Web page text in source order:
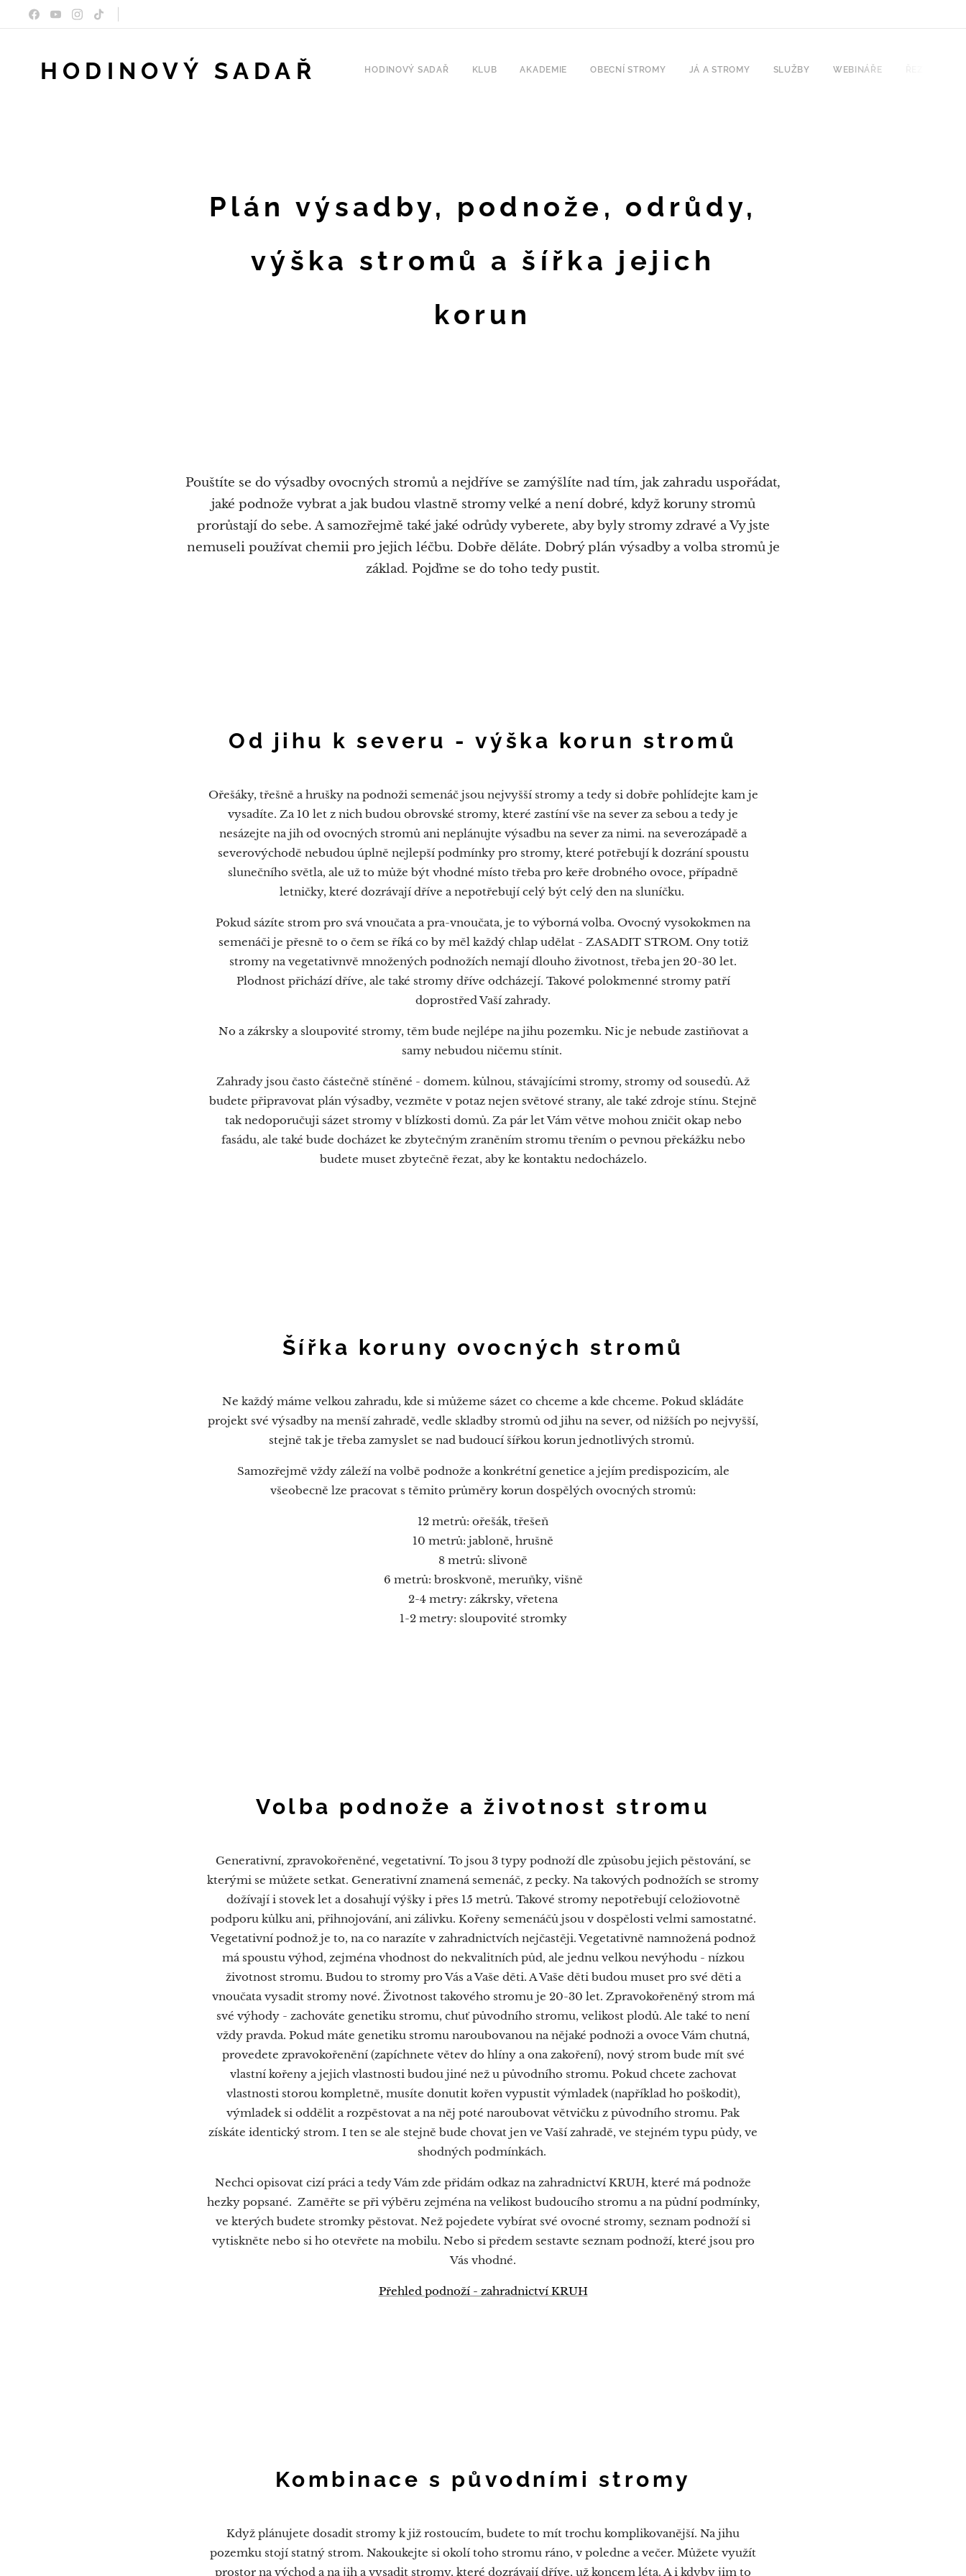
HODINOVÝ SADAŘ HODINOVÝ SADAŘ KLUB AKADEMIE OBECNÍ STROMY JÁ A STROMY SLUŽBY WEBINÁŘE
Plán výsadby, podnože, odrůdy,
výška stromů a šířka jejich
korun
Pouštíte se do výsadby ovocných stromů a nejdříve se zamýšlíte nad tím, jak zahradu uspořádat,
jaké podnože vybrat a jak budou vlastně stromy velké a není dobré, když koruny stromů
prorůstají do sebe. A samozřejmě také jaké odrůdy vyberete, aby byly stromy zdravé a Vy jste
nemuseli používat chemii pro jejich léčbu. Dobře děláte. Dobrý plán výsadby a volba stromů je
základ. Pojďme se do toho tedy pustit.
Od jihu k severu - výška korun stromů
Ořešáky, třešně a hrušky na podnoži semenáč jsou nejvyšší stromy a tedy si dobře pohlídejte kam je
vysadíte. Za 10 let z nich budou obrovské stromy, které zastíní vše na sever za sebou a tedy je
nesázejte na jih od ovocných stromů ani neplánujte výsadbu na sever za nimi. na severozápadě a
severovýchodě nebudou úplně nejlepší podmínky pro stromy, které potřebují k dozrání spoustu
slunečního světla, ale už to může být vhodné místo třeba pro keře drobného ovoce, případně
letničky, které dozrávají dříve a nepotřebují celý být celý den na sluníčku.
Pokud sázíte strom pro svá vnoučata a pra-vnoučata, je to výborná volba. Ovocný vysokokmen na
semenáči je přesně to o čem se říká co by měl každý chlap udělat - ZASADIT STROM. Ony totiž
stromy na vegetativnvě množených podnožích nemají dlouho životnost, třeba jen 20-30 let.
Plodnost přichází dříve, ale také stromy dříve odcházejí. Takové polokmenné stromy patří
doprostřed Vaší zahrady.
No a zákrsky a sloupovité stromy, těm bude nejlépe na jihu pozemku. Nic je nebude zastiňovat a
samy nebudou ničemu stínit.
Zahrady jsou často částečně stíněné - domem. kůlnou, stávajícími stromy, stromy od sousedů. Až
budete připravovat plán výsadby, vezměte v potaz nejen světové strany, ale také zdroje stínu. Stejně
tak nedoporučuji sázet stromy v blízkosti domů. Za pár let Vám větve mohou zničit okap nebo
fasádu, ale také bude docházet ke zbytečným zraněním stromu třením o pevnou překážku nebo
budete muset zbytečně řezat, aby ke kontaktu nedocházelo.
Šířka koruny ovocných stromů
Ne každý máme velkou zahradu, kde si můžeme sázet co chceme a kde chceme. Pokud skládáte
projekt své výsadby na menší zahradě, vedle skladby stromů od jihu na sever, od nižších po nejvyšší,
stejně tak je třeba zamyslet se nad budoucí šířkou korun jednotlivých stromů.
Samozřejmě vždy záleží na volbě podnože a konkrétní genetice a jejím predispozicím, ale
všeobecně lze pracovat s těmito průměry korun dospělých ovocných stromů:
12 metrů: ořešák, třešeň
10 metrů: jabloně, hrušně
8 metrů: slivoně
6 metrů: broskvoně, meruňky, višně
2-4 metry: zákrsky, vřetena
1-2 metry: sloupovité stromky
Volba podnože a životnost stromu
Generativní, zpravokořeněné, vegetativní. To jsou 3 typy podnoží dle způsobu jejich pěstování, se
kterými se můžete setkat. Generativní znamená semenáč, z pecky. Na takových podnožích se stromy
dožívají i stovek let a dosahují výšky i přes 15 metrů. Takové stromy nepotřebují celožiovotně
podporu kůlku ani, přihnojování, ani zálivku. Kořeny semenáčů jsou v dospělosti velmi samostatné.
Vegetativní podnož je to, na co narazíte v zahradnictvích nejčastěji. Vegetativně namnožená podnož
má spoustu výhod, zejména vhodnost do nekvalitních půd, ale jednu velkou nevýhodu - nízkou
životnost stromu. Budou to stromy pro Vás a Vaše děti. A Vaše děti budou muset pro své děti a
vnoučata vysadit stromy nové. Životnost takového stromu je 20-30 let. Zpravokořeněný strom má
své výhody - zachováte genetiku stromu, chuť původního stromu, velikost plodů. Ale také to není
vždy pravda. Pokud máte genetiku stromu naroubovanou na nějaké podnoži a ovoce Vám chutná,
provedete zpravokořenění (zapíchnete větev do hlíny a ona zakoření), nový strom bude mít své
vlastní kořeny a jejich vlastnosti budou jiné než u původního stromu. Pokud chcete zachovat
vlastnosti storou kompletně, musíte donutit kořen vypustit výmladek (například ho poškodit),
výmladek si oddělit a rozpěstovat a na něj poté naroubovat větvičku z původního stromu. Pak
získáte identický strom. I ten se ale stejně bude chovat jen ve Vaší zahradě, ve stejném typu půdy, ve
shodných podmínkách.
Nechci opisovat cizí práci a tedy Vám zde přidám odkaz na zahradnictví KRUH, které má podnože
hezky popsané. Zaměřte se při výběru zejména na velikost budoucího stromu a na půdní podmínky,
ve kterých budete stromky pěstovat. Než pojedete vybírat své ovocné stromy, seznam podnoží si
vytiskněte nebo si ho otevřete na mobilu. Nebo si předem sestavte seznam podnoží, které jsou pro
Vás vhodné.
Přehled podnoží - zahradnictví KRUH
Kombinace s původními stromy
Když plánujete dosadit stromy k již rostoucím, budete to mít trochu komplikovanější. Na jihu
pozemku stojí statný strom. Nakoukejte si okolí toho stromu ráno, v poledne a večer. Můžete využít
prostor na východ a na jih a vysadit stromy, které dozrávají dříve, už koncem léta. A i kdyby jim to